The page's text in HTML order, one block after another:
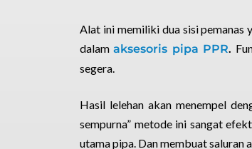
Alat ini memiliki dua sisi pemanas
dalamaksesoris pipa PPR.
segera.
Hasil lelehan akan menempel
sempurna” metode ini sangat
utama pipa. Dan membuat saluran